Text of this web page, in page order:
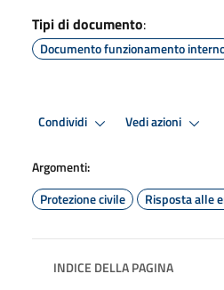
Tipi di documento:
Documento funzionamento
Condividi Vedi azioni
Argomenti:
Protezione civile
Risposta alle
INDICE DELLA PAGINA